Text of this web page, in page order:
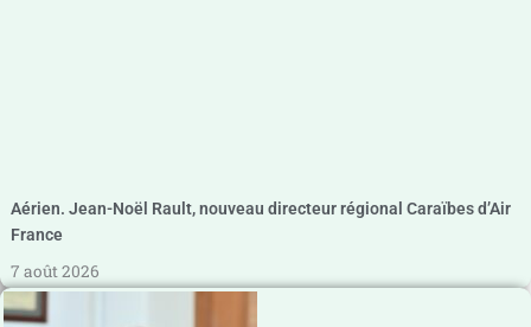
Aérien. Jean-Noël Rault, nouveau directeur régional Caraïbes d’Air
France
7 août 2026